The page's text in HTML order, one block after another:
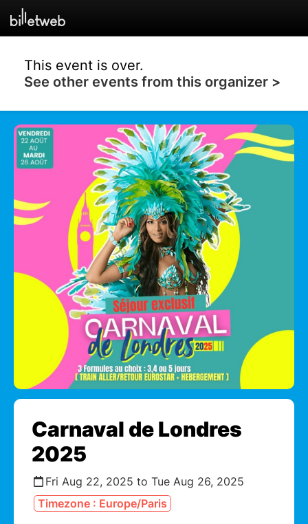
This event is over.
See other events from this organizer >
Carnaval de Londres
2025
Fri Aug 22, 2025 to Tue Aug 26, 2025
Timezone : Europe/Paris